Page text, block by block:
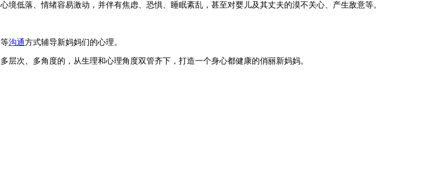
低落、情绪容易激动，并伴有焦虑、恐惧、睡眠紊乱，甚至对婴儿及其丈夫的漠不关心、产生敌意等。
沟通方式辅导新妈妈们的心理。
次、多角度的，从生理和心理角度双管齐下，打造一个身心都健康的俏丽新妈妈。